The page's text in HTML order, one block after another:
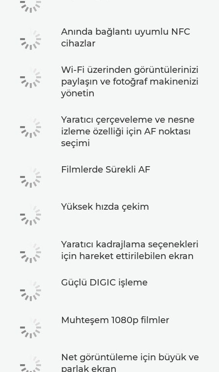
Anında bağlantı uyumlu NFC
cihazlar
Wi-Fi üzerinden görüntülerinizi
paylaşın ve fotoğraf makinenizi
yönetin
Yaratıcı çerçeveleme ve nesne
izleme özelliği için AF noktası
seçimi
Filmlerde Sürekli AF
Yüksek hızda çekim
Yaratıcı kadrajlama seçenekleri
için hareket ettirilebilen ekran
Güçlü DIGIC işleme
Muhteşem 1080p filmler
Net görüntüleme için büyük ve
parlak ekran